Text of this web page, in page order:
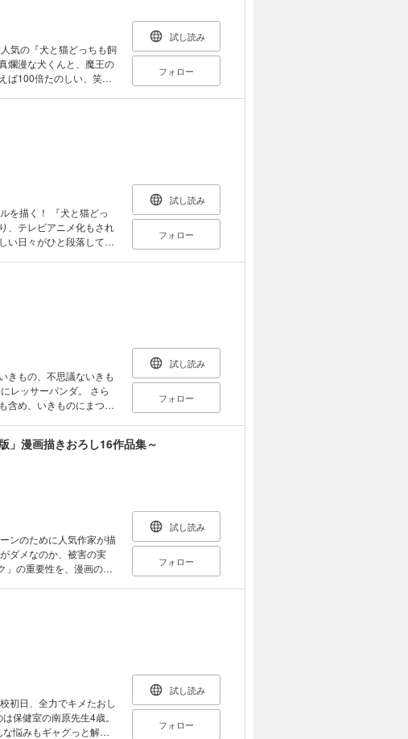
気の『犬と猫どっちも飼
爛漫な犬くんと、魔王の
ば100倍たのしい、笑い
試し読み
フォロー
犬と猫どっ
、テレビアニメ化もされ
い日々がひと段落して、
試し読み
フォロー
きもの、不思議ないきも
レッサーパンダ。 さら
含め、いきものにまつわ
試し読み
フォロー
」漫画描きおろし16作品集～
ンのために人気作家が描
ダメなのか、被害の実
」の重要性を、漫画の力
試し読み
フォロー
初日、全力でキメたおし
保健室の南原先生4歳。
悩みもギャグっと解
試し読み
フォロー